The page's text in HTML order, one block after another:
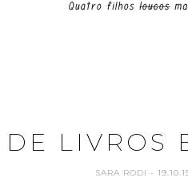
DE LIVROS
SARA RODI -